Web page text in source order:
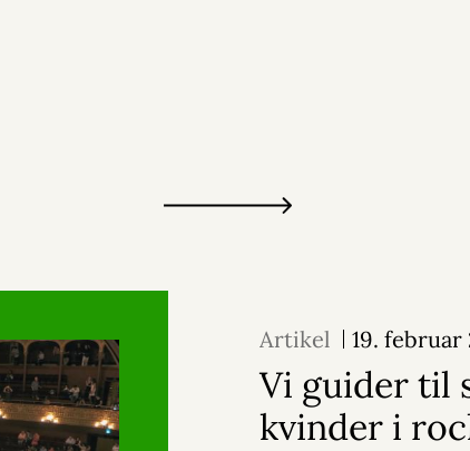
Artikel 19. februar
Vi guider til
kvinder i